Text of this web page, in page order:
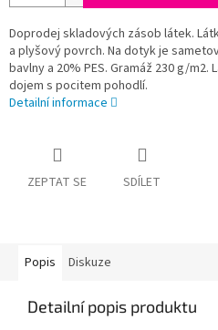
Doprodej skladových zásob látek.
a plyšový povrch. Na dotyk je
bavlny a 20% PES. Gramáž 230 g/
dojem s pocitem pohodlí.
Detailní informace
ZEPTAT SE SDÍLET
Popis Diskuze
Detailní popis produktu